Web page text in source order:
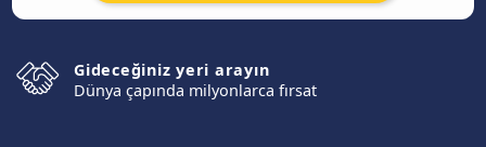
Gideceğiniz yeri arayın
Dünya çapında milyonlarca fırsat